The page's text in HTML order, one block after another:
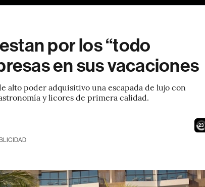
por los “todo
en sus vacaciones
alto poder adquisitivo una escapada de lujo con
y licores de primera calidad.
21